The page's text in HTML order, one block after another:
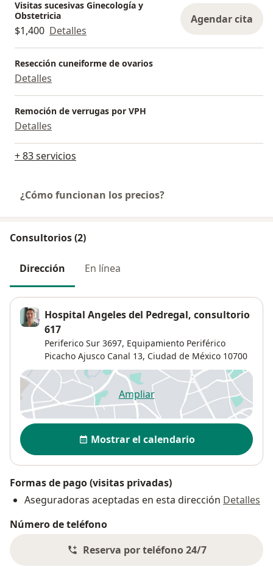
Visitas sucesivas Ginecología y
Obstetricia
$1,400 Detalles
Agendar cita
Resección cuneiforme de ovarios
Detalles
Remoción de verrugas por VPH
Detalles
+ 83 servicios
¿Cómo funcionan los precios?
Consultorios (2)
Dirección En línea
Hospital Angeles del Pedregal, consultorio
617
Periferico Sur 3697, Equipamiento Periférico
Picacho Ajusco Canal 13, Ciudad de México 10700
Ampliarse abre en una nueva
Disponibilidad
Mostrar el calendario
Formas de pago (visitas privadas)
Aseguradoras aceptadas en esta dirección Detalles
Número de teléfono
Reserva por teléfono 24/7